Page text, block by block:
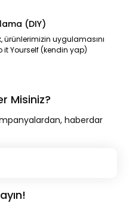
(DIY)
ürünlerimizin uygulamasını
it Yourself (kendin yap)
Misiniz?
haberdar